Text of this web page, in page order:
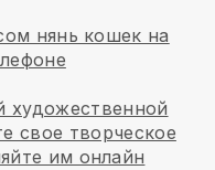
нянь кошек на
художественной
свое творческое
им онлайн